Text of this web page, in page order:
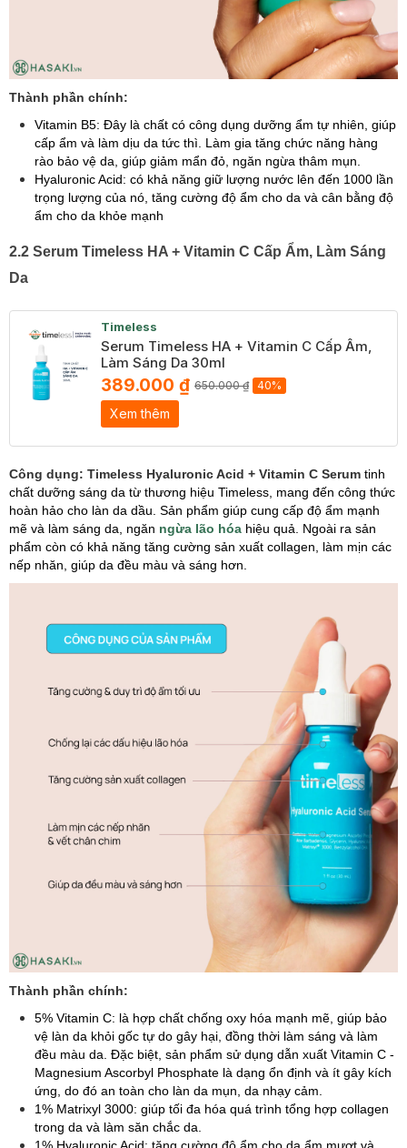
Thành phần chính:
Vitamin B5: Đây là chất có công dụng dưỡng ẩm tự nhiên, giúp
cấp ẩm và làm dịu da tức thì. Làm gia tăng chức năng hàng
rào bảo vệ da, giúp giảm mẩn đỏ, ngăn ngừa thâm mụn.
Hyaluronic Acid: có khả năng giữ lượng nước lên đến 1000 lần
trọng lượng của nó, tăng cường độ ẩm cho da và cân bằng độ
ẩm cho da khỏe mạnh
2.2 Serum Timeless HA + Vitamin C Cấp Ẩm, Làm Sáng
Da
Timeless
Serum Timeless HA + Vitamin C Cấp Ẩm,
Làm Sáng Da 30ml
389.000 ₫ 650.000 ₫ 40%
Xem thêm
Công dụng: Timeless Hyaluronic Acid + Vitamin C Serum tinh
chất dưỡng sáng da từ thương hiệu Timeless, mang đến công thức
hoàn hảo cho làn da dầu. Sản phẩm giúp cung cấp độ ẩm mạnh
mẽ và làm sáng da, ngăn ngừa lão hóa hiệu quả. Ngoài ra sản
phẩm còn có khả năng tăng cường sản xuất collagen, làm mịn các
nếp nhăn, giúp da đều màu và sáng hơn.
Thành phần chính:
5% Vitamin C: là hợp chất chống oxy hóa mạnh mẽ, giúp bảo
vệ làn da khỏi gốc tự do gây hại, đồng thời làm sáng và làm
đều màu da. Đặc biệt, sản phẩm sử dụng dẫn xuất Vitamin C -
Magnesium Ascorbyl Phosphate là dạng ổn định và ít gây kích
ứng, do đó an toàn cho làn da mụn, da nhạy cảm.
1% Matrixyl 3000: giúp tối đa hóa quá trình tổng hợp collagen
trong da và làm săn chắc da.